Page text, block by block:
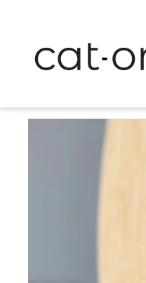
Slider überspringen